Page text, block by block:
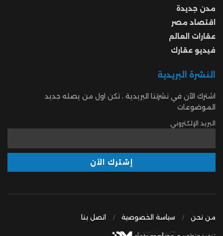
مدن جديدة
اقتصاد مصر
عقارات العالم
فيديو عقارك
النشرة البريدية
اشترك الآن في نشرتنا البريدية ، تكن اول من يصله جديد
الموضوعات
البريد الإلكتروني
من نحن سياسة الخصوصية اتصل بنا